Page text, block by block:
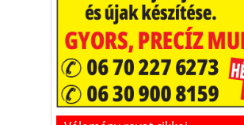
Kaktusz
Vakációs
A nyaralás extrém
helyzeteket
sokan kalandot,
keresnek.